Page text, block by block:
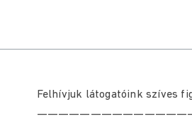
Felhívjuk látogatóink szíves